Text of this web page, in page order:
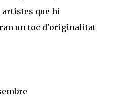
que hi
un toc d'originalitat